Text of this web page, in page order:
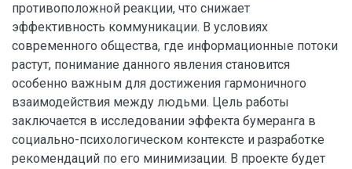
противоположной реакции, что снижает
эффективность коммуникации. В условиях
современного общества, где информационные потоки
растут, понимание данного явления становится
особенно важным для достижения гармоничного
взаимодействия между людьми. Цель работы
заключается в исследовании эффекта бумеранга в
социально-психологическом контексте и разработке
рекомендаций по его минимизации. В проекте будет